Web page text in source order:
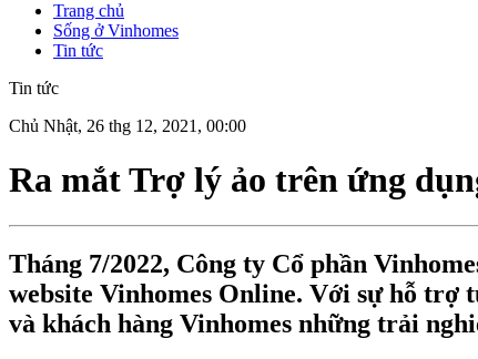
Trang chủ
Sống ở Vinhomes
Tin tức
Tin tức
Chủ Nhật, 26 thg 12, 2021, 00:00
Ra mắt Trợ lý ảo trên ứng
Tháng 7/2022, Công ty Cổ phần
website Vinhomes Online. Với sự hỗ trợ
và khách hàng Vinhomes những trải